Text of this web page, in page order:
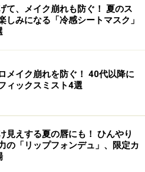
ラ色に輝かせ、女性らしいや
アンスを演出。アイメイクの
トにも使えるが、ブラッシュ
オーラを導く威力を発揮。
い方は、アイシャドウからデ
をブレンドしたり、単色で
て、メイク崩れも防ぐ！ 夏のス
しみになる「冷感シートマスク」
メイク崩れを防ぐ！ 40代以降に
ィックスミスト4選
見えする夏の唇にも！ ひんやり
の「リップフォンデュ」、限定カ